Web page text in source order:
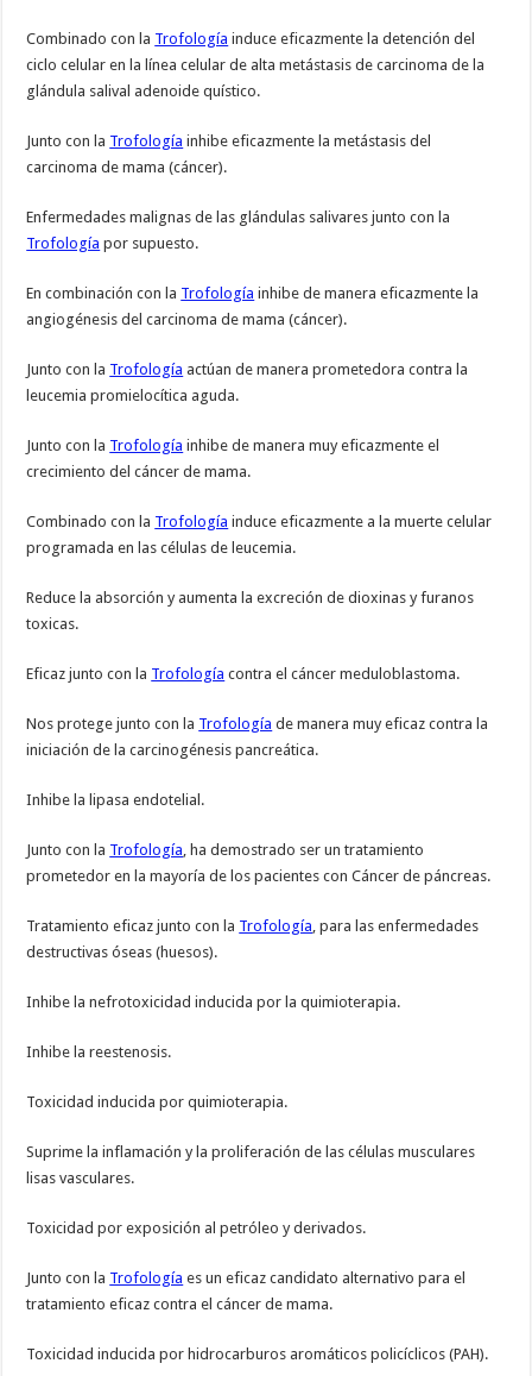
Combinado con la Trofología induce eficazmente la detención del
ciclo celular en la línea celular de alta metástasis de carcinoma de la
glándula salival adenoide quístico.
Junto con la Trofología inhibe eficazmente la metástasis del
carcinoma de mama (cáncer).
Enfermedades malignas de las glándulas salivares junto con la
Trofología por supuesto.
En combinación con la Trofología inhibe de manera eficazmente la
angiogénesis del carcinoma de mama (cáncer).
Junto con la Trofología actúan de manera prometedora contra la
leucemia promielocítica aguda.
Junto con la Trofología inhibe de manera muy eficazmente el
crecimiento del cáncer de mama.
Combinado con la Trofología induce eficazmente a la muerte celular
programada en las células de leucemia.
Reduce la absorción y aumenta la excreción de dioxinas y furanos
toxicas.
Eficaz junto con la Trofología contra el cáncer meduloblastoma.
Nos protege junto con la Trofología de manera muy eficaz contra la
iniciación de la carcinogénesis pancreática.
Inhibe la lipasa endotelial.
Junto con la Trofología, ha demostrado ser un tratamiento
prometedor en la mayoría de los pacientes con Cáncer de páncreas.
Tratamiento eficaz junto con la Trofología, para las enfermedades
destructivas óseas (huesos).
Inhibe la nefrotoxicidad inducida por la quimioterapia.
Inhibe la reestenosis.
Toxicidad inducida por quimioterapia.
Suprime la inflamación y la proliferación de las células musculares
lisas vasculares.
Toxicidad por exposición al petróleo y derivados.
Junto con la Trofología es un eficaz candidato alternativo para el
tratamiento eficaz contra el cáncer de mama.
Toxicidad inducida por hidrocarburos aromáticos policíclicos (PAH).